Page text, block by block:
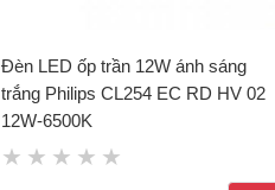
Đèn LED ốp trần 12W ánh sáng
trắng Philips CL254 EC RD HV 02
12W-6500K